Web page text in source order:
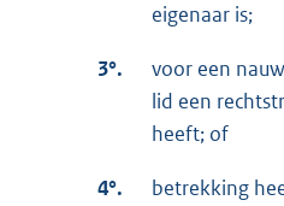
eigenaar is;
3°.
voor een
lid een
heeft; of
4°.
betrekking